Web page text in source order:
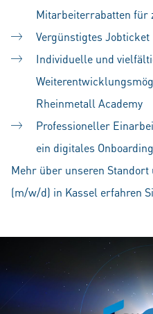
Mitarbeiterrabatten für
Vergünstigtes Jobticket
Individuelle und
Rheinmetall Academy
Professioneller
ein digitales
Mehr über unseren
(m/w/d) in Kassel erfahren